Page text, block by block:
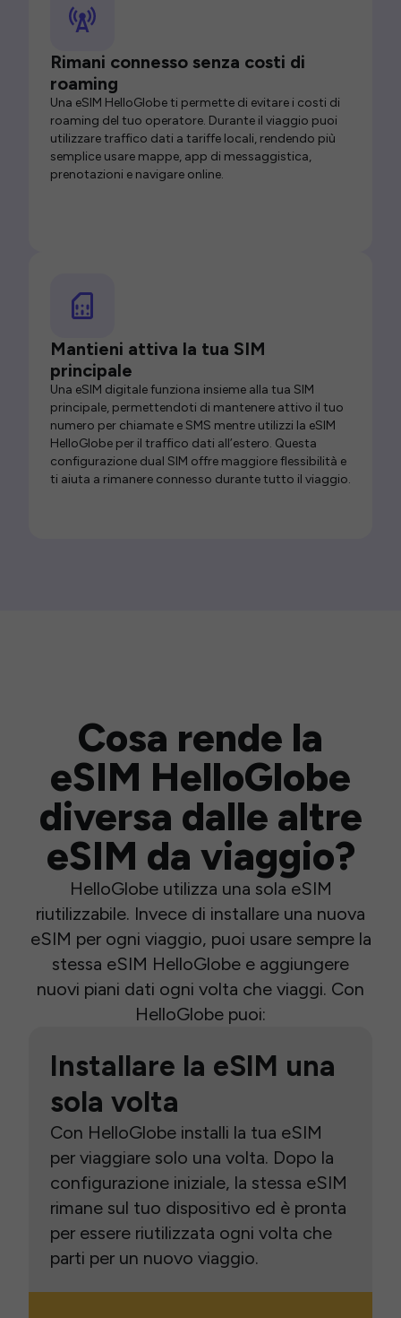
Rimani connesso senza costi di
roaming
Una eSIM HelloGlobe ti permette di evitare i costi di
roaming del tuo operatore. Durante il viaggio puoi
utilizzare traffico dati a tariffe locali, rendendo più
semplice usare mappe, app di messaggistica,
prenotazioni e navigare online.
Mantieni attiva la tua SIM
principale
Una eSIM digitale funziona insieme alla tua SIM
principale, permettendoti di mantenere attivo il tuo
numero per chiamate e SMS mentre utilizzi la eSIM
HelloGlobe per il traffico dati all’estero. Questa
configurazione dual SIM offre maggiore flessibilità e
ti aiuta a rimanere connesso durante tutto il viaggio.
Cosa rende la
eSIM HelloGlobe
diversa dalle altre
eSIM da viaggio?
HelloGlobe utilizza una sola eSIM
riutilizzabile. Invece di installare una nuova
eSIM per ogni viaggio, puoi usare sempre la
stessa eSIM HelloGlobe e aggiungere
nuovi piani dati ogni volta che viaggi. Con
HelloGlobe puoi:
Installare la eSIM una
sola volta
Con HelloGlobe installi la tua eSIM
per viaggiare solo una volta. Dopo la
configurazione iniziale, la stessa eSIM
rimane sul tuo dispositivo ed è pronta
per essere riutilizzata ogni volta che
parti per un nuovo viaggio.